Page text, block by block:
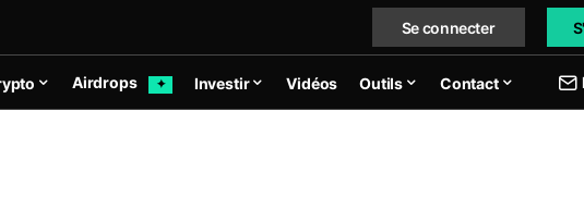
Se connecter
Airdrops ✦ Investir Vidéos Outils Contact